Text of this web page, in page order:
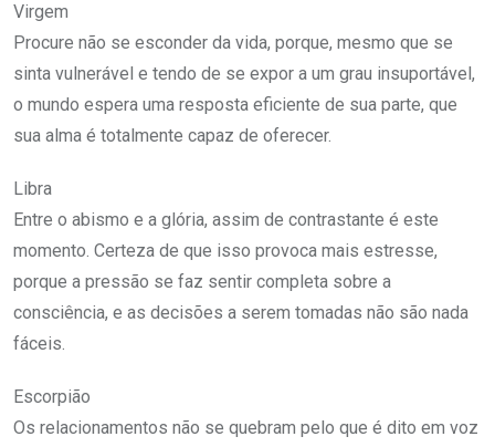
Virgem
Procure não se esconder da vida, porque, mesmo que se
sinta vulnerável e tendo de se expor a um grau insuportável,
o mundo espera uma resposta eficiente de sua parte, que
sua alma é totalmente capaz de oferecer.
Libra
Entre o abismo e a glória, assim de contrastante é este
momento. Certeza de que isso provoca mais estresse,
porque a pressão se faz sentir completa sobre a
consciência, e as decisões a serem tomadas não são nada
fáceis.
Escorpião
Os relacionamentos não se quebram pelo que é dito em voz